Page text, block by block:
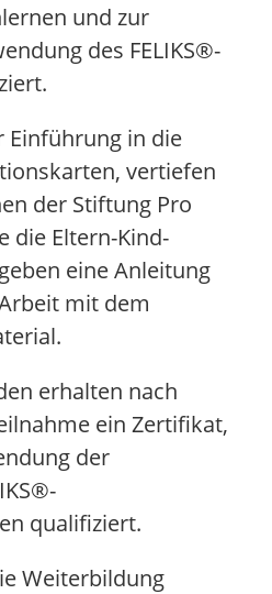
und zur
des FELIKS®-
Einführung in die
vertiefen
der Stiftung Pro
die Eltern-Kind-
eine Anleitung
mit dem
erhalten nach
ein Zertifikat,
der
qualifiziert.
Weiterbildung